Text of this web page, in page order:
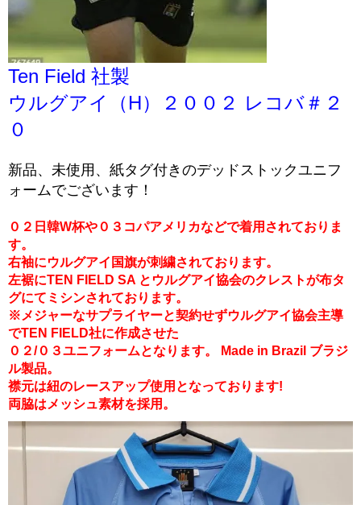
Ten Field 社製
ウルグアイ（H）２００２ レコバ＃２
０
新品、未使用、紙タグ付きのデッドストックユニフ
ォームでございます！
０２日韓W杯や０３コパアメリカなどで着用されておりま
す。
右袖にウルグアイ国旗が刺繍されております。
左裾にTEN FIELD SA とウルグアイ協会のクレストが布タ
グにてミシンされております。
※メジャーなサプライヤーと契約せずウルグアイ協会主導
でTEN FIELD社に作成させた
０２/０３ユニフォームとなります。 Made in Brazil ブラジ
ル製品。
襟元は紐のレースアップ使用となっております!
両脇はメッシュ素材を採用。